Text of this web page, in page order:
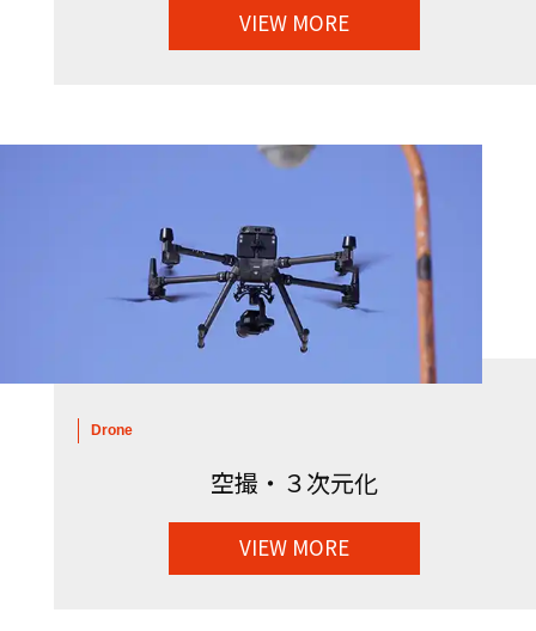
VIEW MORE
Drone
空撮・３次元化
VIEW MORE